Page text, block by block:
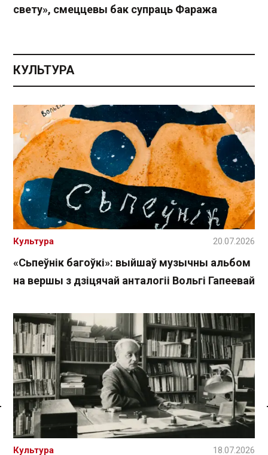
Спасылка без VPN
свету», смеццевы бак супраць Фаража
КУЛЬТУРА
«Сьпеўнік багоўкі»: выйшаў музычны альбом
на вершы з дзіцячай анталогіі Вольгі Гапеевай
Культура 20.07.2026
Культура 18.07.2026